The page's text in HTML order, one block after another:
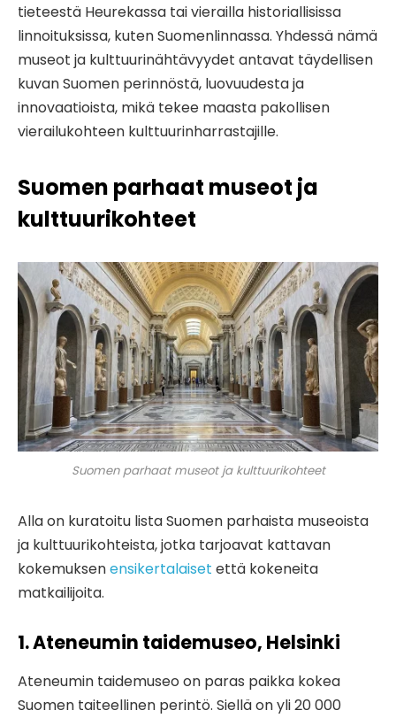
tieteestä Heurekassa tai vierailla historiallisissa
linnoituksissa, kuten Suomenlinnassa. Yhdessä nämä
museot ja kulttuurinähtävyydet antavat täydellisen
kuvan Suomen perinnöstä, luovuudesta ja
innovaatioista, mikä tekee maasta pakollisen
vierailukohteen kulttuurinharrastajille.
Suomen parhaat museot ja
kulttuurikohteet
Suomen parhaat museot ja kulttuurikohteet
Alla on kuratoitu lista Suomen parhaista museoista
ja kulttuurikohteista, jotka tarjoavat kattavan
kokemuksenensikertalaiset että kokeneita
matkailijoita.
1. Ateneumin taidemuseo, Helsinki
Ateneumin taidemuseo on paras paikka kokea
Suomen taiteellinen perintö. Siellä on yli 20 000